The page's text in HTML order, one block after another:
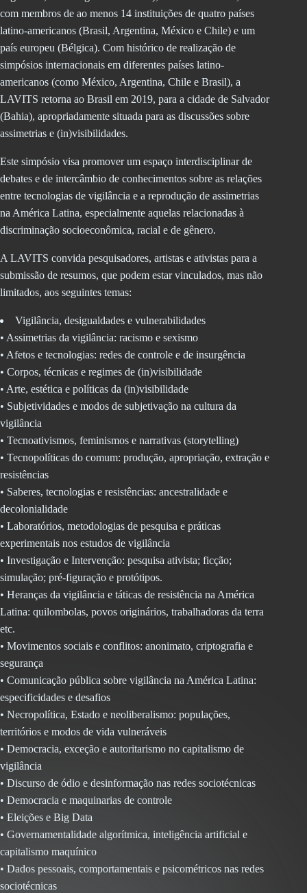
com membros de ao menos 14 instituições de quatro países
latino-americanos (Brasil, Argentina, México e Chile) e um
país europeu (Bélgica). Com histórico de realização de
simpósios internacionais em diferentes países latino-
americanos (como México, Argentina, Chile e Brasil), a
LAVITS retorna ao Brasil em 2019, para a cidade de Salvador
(Bahia), apropriadamente situada para as discussões sobre
assimetrias e (in)visibilidades.
Este simpósio visa promover um espaço interdisciplinar de
debates e de intercâmbio de conhecimentos sobre as relações
entre tecnologias de vigilância e a reprodução de assimetrias
na América Latina, especialmente aquelas relacionadas à
discriminação socioeconômica, racial e de gênero.
A LAVITS convida pesquisadores, artistas e ativistas para a
submissão de resumos, que podem estar vinculados, mas não
limitados, aos seguintes temas:
Vigilância, desigualdades e vulnerabilidades
• Assimetrias da vigilância: racismo e sexismo
• Afetos e tecnologias: redes de controle e de insurgência
• Corpos, técnicas e regimes de (in)visibilidade
• Arte, estética e políticas da (in)visibilidade
• Subjetividades e modos de subjetivação na cultura da
vigilância
• Tecnoativismos, feminismos e narrativas (storytelling)
• Tecnopolíticas do comum: produção, apropriação, extração e
resistências
• Saberes, tecnologias e resistências: ancestralidade e
decolonialidade
• Laboratórios, metodologias de pesquisa e práticas
experimentais nos estudos de vigilância
• Investigação e Intervenção: pesquisa ativista; ficção;
simulação; pré-figuração e protótipos.
• Heranças da vigilância e táticas de resistência na América
Latina: quilombolas, povos originários, trabalhadoras da terra
etc.
• Movimentos sociais e conflitos: anonimato, criptografia e
segurança
• Comunicação pública sobre vigilância na América Latina:
especificidades e desafios
• Necropolítica, Estado e neoliberalismo: populações,
territórios e modos de vida vulneráveis
• Democracia, exceção e autoritarismo no capitalismo de
vigilância
• Discurso de ódio e desinformação nas redes sociotécnicas
• Democracia e maquinarias de controle
• Eleições e Big Data
• Governamentalidade algorítmica, inteligência artificial e
capitalismo maquínico
• Dados pessoais, comportamentais e psicométricos nas redes
sociotécnicas